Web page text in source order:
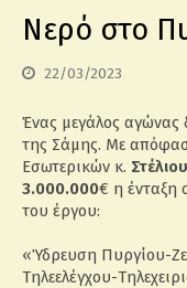
Νερό στο
22/03/2023
Ένας μεγάλος αγώνας
της Σάμης. Με
Εσωτερικών κ.
3.000.000€ η ένταξη
του έργου:
«Ύδρευση Πυργίου-
Τηλεελέγχου-